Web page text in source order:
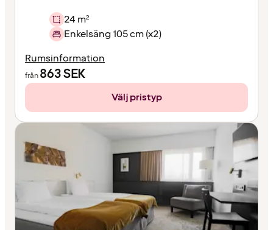
24 m²
Enkelsäng 105 cm (x2)
Rumsinformation
från863SEK
Välj pristyp